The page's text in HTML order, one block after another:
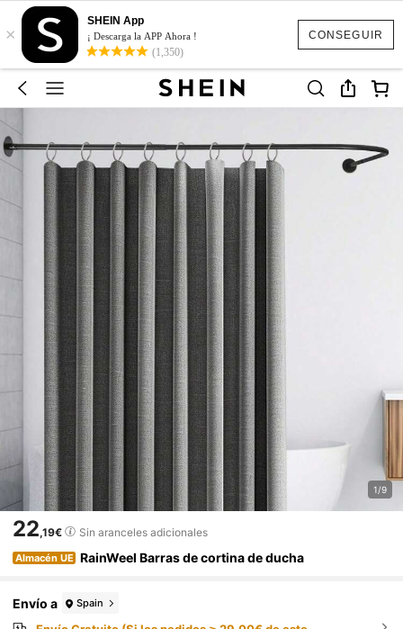
CONSEGUIR
×
SHEIN App
¡ Descarga la APP Ahora !
(1,350)
1/9
22,19€ Sin aranceles adicionales
Almacén UE RainWeel Barras de cortina de ducha
Envío a Spain